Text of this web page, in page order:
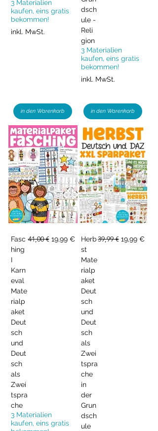
3 Materialien
kaufen, eins gratis
bekommen!
inkl. MwSt.
in den Warenkorb
dsch
ule -
Reli
gion
3 Materialien
kaufen, eins gratis
bekommen!
inkl. MwSt.
in den Warenkorb
Fasc
hing
I
Karn
eval
Mate
rialp
aket
Deut
sch
und
Deut
sch
als
Zwei
tspra
che
Standardpreis
41,00 € Sale-Preis
19,99 €
3 Materialien
kaufen, eins gratis
Herb
st
Mate
rialp
aket
Deut
sch
und
Deut
sch
als
Zwei
tspra
che
in
der
Grun
dsch
ule
Standardpreis
39,99 € Sale-Preis
19,99 €